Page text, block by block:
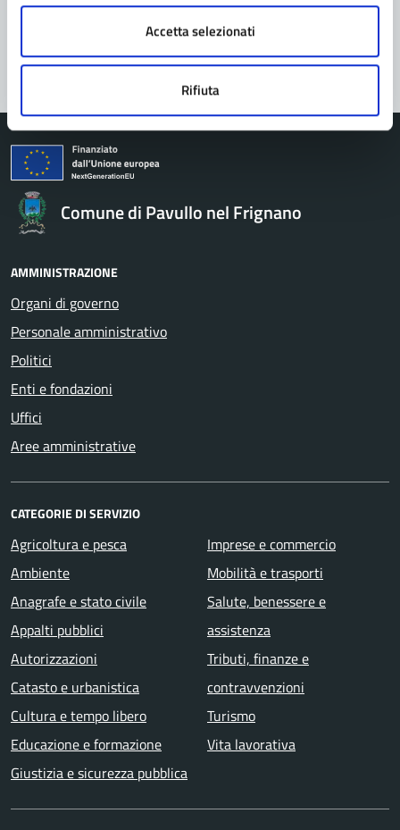
Accetta selezionati
Rifiuta
Segnala disservizio
Comune di Pavullo nel Frignano
AMMINISTRAZIONE
Organi di governo
Personale amministrativo
Politici
Enti e fondazioni
Uffici
Aree amministrative
CATEGORIE DI SERVIZIO
Agricoltura e pesca
Ambiente
Anagrafe e stato civile
Appalti pubblici
Autorizzazioni
Catasto e urbanistica
Cultura e tempo libero
Educazione e formazione
Giustizia e sicurezza pubblica
Imprese e commercio
Mobilità e trasporti
Salute, benessere e
assistenza
Tributi, finanze e
contravvenzioni
Turismo
Vita lavorativa